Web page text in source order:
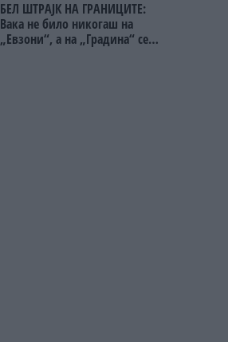
БЕЛ ШТРАЈК НА ГРАНИЦИТЕ:
Вака не било никогаш на
„Евзони“, а на „Градина“ се